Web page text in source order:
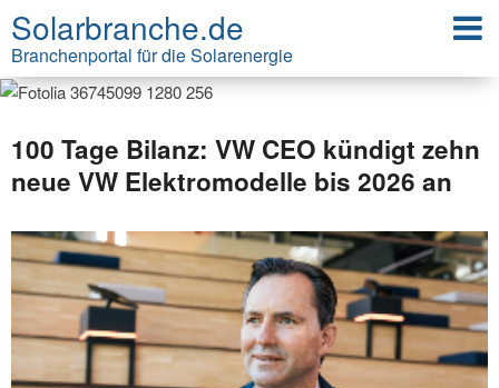
Solarbranche.de
Branchenportal für die Solarenergie
100 Tage Bilanz: VW CEO kündigt zehn
neue VW Elektromodelle bis 2026 an